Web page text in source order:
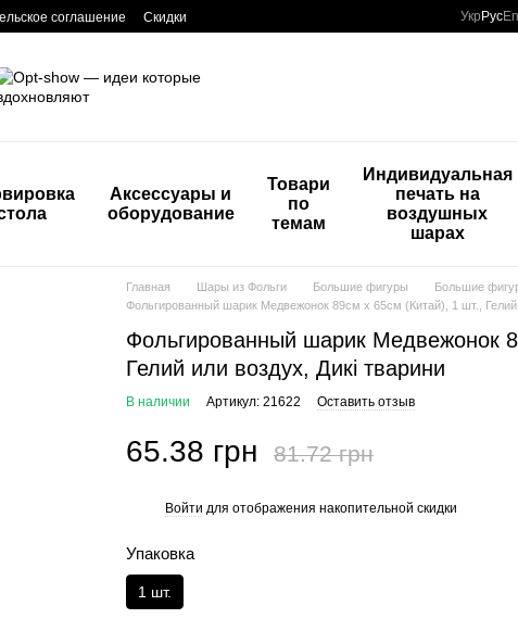
соглашение Скидки Укр Рус
Аксессуары и
оборудование
Товари
по
темам
Индивидуальная
печать на
воздушных
шарах
Главная Шары из Фольги Большие фигуры
Большие
Фольгированный шарик Медвежонок 89см х 65см (Китай), 1 шт., Гелий
Фольгированный шарик Медвежонок
Гелий или воздух, Дикі тварини
В наличии Артикул: 21622 Оставить отзыв
65.38 грн 81.72 грн
Войти для отображения накопительной скидки
Упаковка
1 шт.